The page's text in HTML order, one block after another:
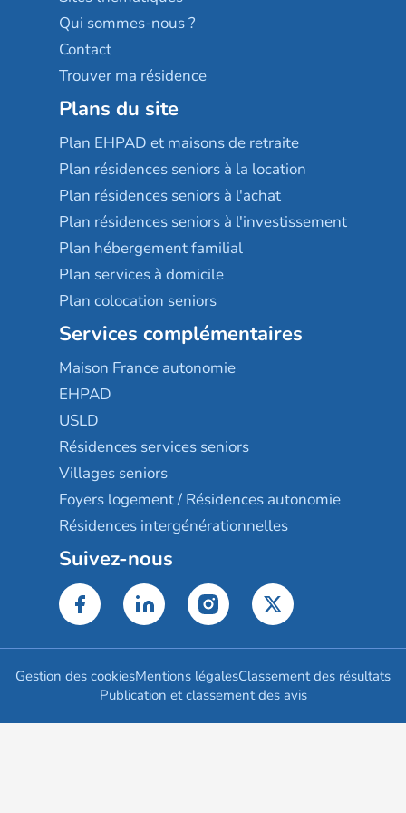
Qui sommes-nous ?
Contact
Trouver ma résidence
Plans du site
Plan EHPAD et maisons de retraite
Plan résidences seniors à la location
Plan résidences seniors à l'achat
Plan résidences seniors à l'investissement
Plan hébergement familial
Plan services à domicile
Plan colocation seniors
Services complémentaires
Maison France autonomie
EHPAD
USLD
Résidences services seniors
Villages seniors
Foyers logement / Résidences autonomie
Résidences intergénérationnelles
Suivez-nous
Gestion des cookiesMentions légalesClassement des résultats
Publication et classement des avis